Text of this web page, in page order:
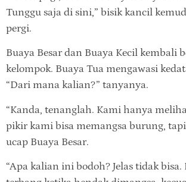
Tunggu saja di sini,” bisik kancil
pergi.
Buaya Besar dan Buaya Kecil kembali
kelompok. Buaya Tua mengawasi
“Dari mana kalian?” tanyanya.
“Kanda, tenanglah. Kami hanya
pikir kami bisa memangsa burung,
ucap Buaya Besar.
“Apa kalian ini bodoh? Jelas tidak